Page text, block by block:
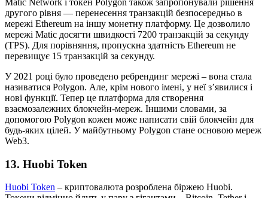
другого рівня — перенесення транзакцій безпосередньо в
мережі Ethereum на іншу монетну платформу. Це дозволило
мережі Matic досягти швидкості 7200 транзакцій за секунду
(TPS). Для порівняння, пропускна здатність Ethereum не
перевищує 15 транзакцій за секунду.
У 2021 році було проведено ребрендинг мережі – вона стала
називатися Polygon. Але, крім нового імені, у неї з’явилися і
нові функції. Тепер це платформа для створення
взаємозалежних блокчейн-мереж. Іншими словами, за
допомогою Polygon кожен може написати свій блокчейн для
будь-яких цілей. У майбутньому Polygon стане основою мереж
Web3.
13. Huobi Token
Huobi Token – криптовалюта розроблена біржею Huobi.